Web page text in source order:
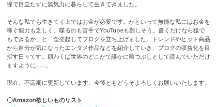
瞳で目立たずに無気力に暮らして生きてきました。
そんな私でも生きてく上ではお金が必要です。かといって無能な私にはお金を
稼ぐ能力も乏しく、喋るのも苦手でYouTubeも難しそう。書くだけなら猿で
もできるか、と一念発起してブログを立ち上げました。トレンドやヒット商品
から自分が気になったエンタメ作品などを紹介していき、ブログの収益化を目
指す日々です。願わくば世界のどこかで誰かに暇つぶしとして読んでいただけ
ますように……。
現在、不定期に更新しています。今後ともどうぞよろしくお願いいたします。
〇Amazon欲しいものリスト